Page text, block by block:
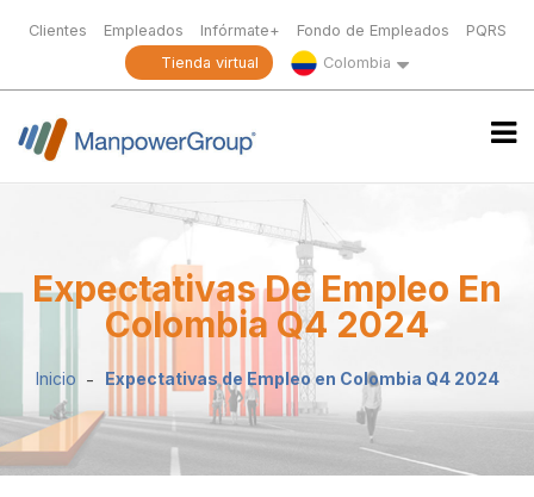
Clientes Empleados Infórmate+ Fondo de Empleados
PQRS
Tienda virtual
Colombia
Expectativas De Empleo En
Colombia Q4 2024
Inicio Expectativas de Empleo en Colombia Q4 2024